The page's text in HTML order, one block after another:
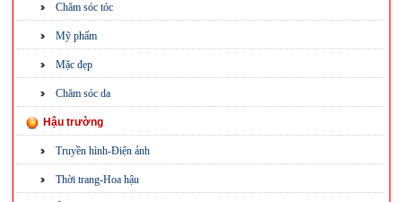
Chăm sóc tóc
Mỹ phẩm
Mặc đẹp
Chăm sóc da
Hậu trường
Truyền hình-Điện ảnh
Thời trang-Hoa hậu